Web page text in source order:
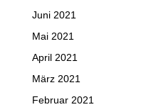
Juni 2021
Mai 2021
April 2021
März 2021
Februar 2021